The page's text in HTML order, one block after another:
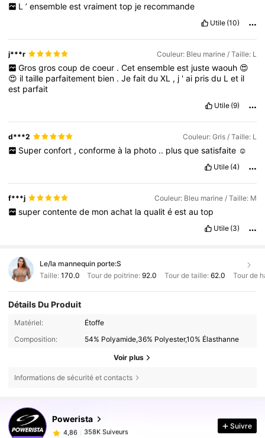
L ’ ensemble est vraiment top je recommande
Utile (10)
j***r Couleur: Bleu marine / Taille: L
Gros gros coup de coeur . Cet ensemble est juste waouh 😍
😍 iltaille parfaitement bien .JefaitduXL , j 'ai prisdu Let il
est parfait
Utile (9)
d***2 Couleur: Gris / Taille: L
Super confort , conforme à la photo .. plus que satisfaite ☺️
Utile (4)
f***j Couleur: Bleu marine / Taille: M
super contente de mon achat la qualit é est au top
Utile (3)
Le/la mannequin porte:S
Taille: 170.0 Tour de poitrine:92.0 Tour de taille: 62.0 Tour de
Détails Du Produit
Matériel:
Étoffe
Composition:
54% Polyamide,36% Polyester,10% Élasthanne
Voir plus
Informations de sécurité et contacts
Powerista
4,86
358K Suiveurs
Suivre